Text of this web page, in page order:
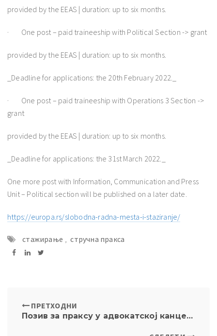
provided by the EEAS | duration: up to six months.
· One post – paid traineeship with Political Section -> grant
provided by the EEAS | duration: up to six months.
_Deadline for applications: the 20th February 2022._
· One post – paid traineeship with Operations 3 Section ->
grant
provided by the EEAS | duration: up to six months.
_Deadline for applications: the 31st March 2022._
One more post with Information, Communication and Press
Unit – Political section will be published on a later date.
https://europa.rs/slobodna-radna-mesta-i-staziranje/
стажирање стручна пракса
ПРЕТХОДНИ
Позив за праксу у адвокатској канцеларији ВСТ